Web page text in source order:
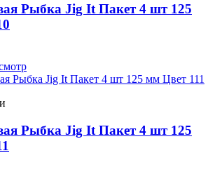
Рыбка Jig It Пакет 4 шт 125
Рыбка Jig It Пакет 4 шт 125